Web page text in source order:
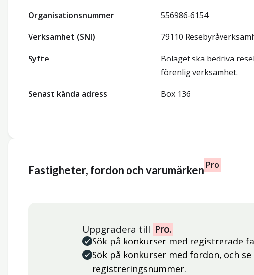
Organisationsnummer
556986-6154
Verksamhet (SNI)
79110
Syfte
Bolaget ska bedriva
förenlig verksamhet.
Senast kända adress
Box 136
Fastigheter, fordon och varumärken Pro
Uppgradera till Pro.
Sök på konkurser med registrerade
Sök på konkurser med fordon, och se
registreringsnummer.